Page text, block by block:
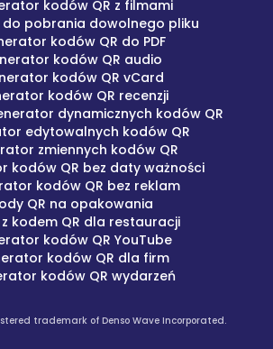
kodów QR z filmami
do pobrania dowolnego pliku
kodów QR do PDF
kodów QR audio
kodów QR vCard
kodów QR recenzji
dynamicznych kodów QR
edytowalnych kodów QR
zmiennych kodów QR
kodów QR bez daty ważności
kodów QR bez reklam
QR na opakowania
z kodem QR dla restauracji
kodów QR YouTube
kodów QR dla firm
kodów QR wydarzeń
trademark of Denso Wave Incorporated.